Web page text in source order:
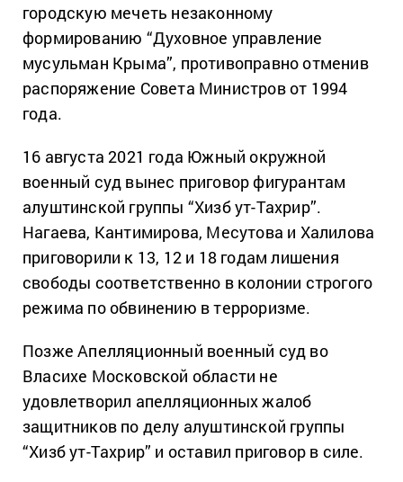
городскую мечеть незаконному
формированию “Духовное управление
мусульман Крыма”, противоправно отменив
распоряжение Совета Министров от 1994
года.
16 августа 2021 года Южный окружной
военный суд вынес приговор фигурантам
алуштинской группы “Хизб ут-Тахрир”.
Нагаева, Кантимирова, Месутова и Халилова
приговорили к 13, 12 и 18 годам лишения
свободы соответственно в колонии строгого
режима по обвинению в терроризме.
Позже Апелляционный военный суд во
Власихе Московской области не
удовлетворил апелляционных жалоб
защитников по делу алуштинской группы
“Хизб ут-Тахрир” и оставил приговор в силе.